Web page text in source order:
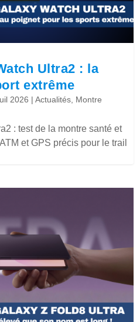
Ultra2 : la
extrême
2026 |Actualités Montre
: test de la montre santé et
et GPS précis pour le trail